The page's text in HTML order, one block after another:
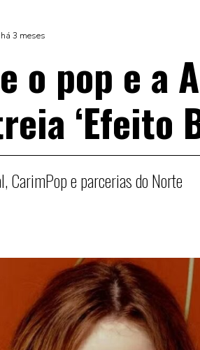
3 meses
o pop e a
‘Efeito
CarimPop e parcerias do Norte